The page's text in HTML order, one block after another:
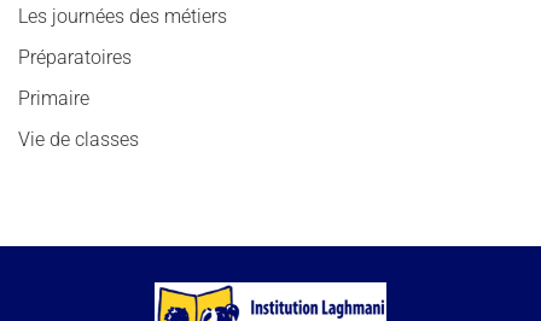
Les journées des métiers
Préparatoires
Primaire
Vie de classes